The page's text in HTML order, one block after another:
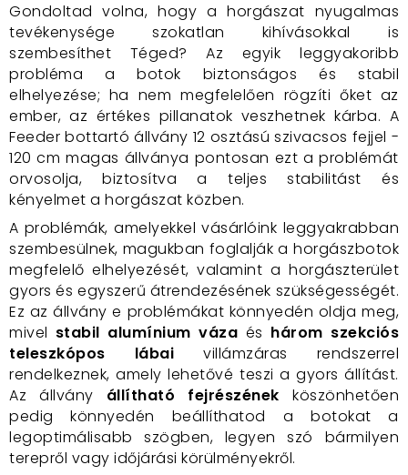
Gondoltad volna, hogy a horgászat nyugalmas
tevékenysége szokatlan kihívásokkal is
szembesíthet Téged? Az egyik leggyakoribb
probléma a botok biztonságos és stabil
elhelyezése; ha nem megfelelően rögzíti őket az
ember, az értékes pillanatok veszhetnek kárba. A
Feeder bottartó állvány 12 osztású szivacsos fejjel -
120 cm magas állványa pontosan ezt a problémát
orvosolja, biztosítva a teljes stabilitást és
kényelmet a horgászat közben.
A problémák, amelyekkel vásárlóink leggyakrabban
szembesülnek, magukban foglalják a horgászbotok
megfelelő elhelyezését, valamint a horgászterület
gyors és egyszerű átrendezésének szükségességét.
Ez az állvány e problémákat könnyedén oldja meg,
mivel stabil alumínium váza és három szekciós
teleszkópos lábai villámzáras rendszerrel
rendelkeznek, amely lehetővé teszi a gyors állítást.
Az állvány állítható fejrészének köszönhetően
pedig könnyedén beállíthatod a botokat a
legoptimálisabb szögben, legyen szó bármilyen
terepről vagy időjárási körülményekről.